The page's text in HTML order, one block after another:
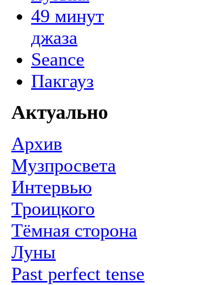
49 минут
джаза
Seance
Пакгауз
Актуально
Архив
Музпросвета
Интервью
Троицкого
Тёмная сторона
Луны
Past perfect tense